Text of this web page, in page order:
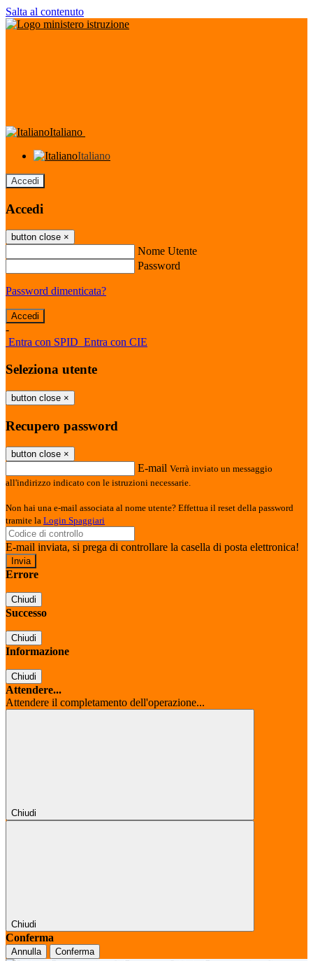
Salta al contenuto
Italiano
Italiano
Accedi
Accedi
button close ×
Nome Utente
Password
Password dimenticata?
-
Entra con SPID Entra con CIE
Seleziona utente
button close ×
Recupero password
button close ×
E-mail Verrà inviato un messaggio
all'indirizzo indicato con le istruzioni necessarie.
Non hai una e-mail associata al nome utente? Effettua il reset della password
tramite la Login Spaggiari
E-mail inviata, si prega di controllare la casella di posta elettronica!
Errore
Chiudi
Successo
Chiudi
Informazione
Chiudi
Attendere...
Attendere il completamento dell'operazione...
Chiudi
Chiudi
Conferma
Annulla Conferma